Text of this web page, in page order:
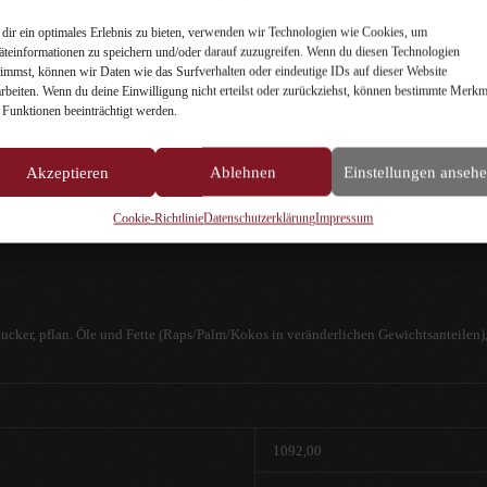
ein optimales Erlebnis zu bieten, verwenden wir Technologien wie Cookies, um
zu speichern und/oder darauf zuzugreifen. Wenn du diesen Technologien
können wir Daten wie das Surfverhalten oder eindeutige IDs auf dieser Website
Wenn du deine Einwilligung nicht erteilst oder zurückziehst, können bestimmte
beeinträchtigt werden.
Akzeptieren Ablehnen Einstellungen
Cookie-RichtlinieDatenschutzerklärungImpressum
In den Warenkorb
Gesalzenes Lakritz Lakritz-Spezialitäten,Vegetarisches Lakritz,
Zusätzliche Informationen Rezensionen (0)
pflan. Öle und Fette (Raps/Palm/Kokos in veränderlichen
1092,00